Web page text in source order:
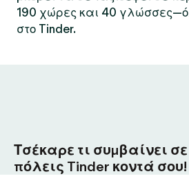
190 χώρες και 40
στο Tinder.
Τσέκαρε τι συμβαίνει
πόλεις Tinder κοντά σου!